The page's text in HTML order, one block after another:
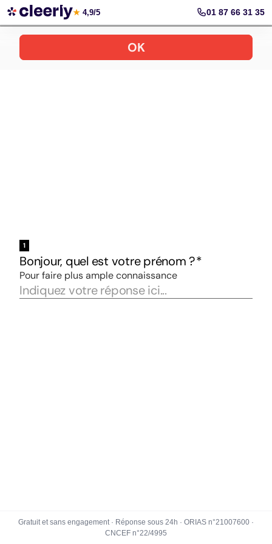
Votre simulation gratuite et personnalisée
★ 4,9/5 01 87 66 31 35
Gratuit et sans engagement · Réponse sous 24h · ORIAS n°21007600 ·
CNCEF n°22/4995